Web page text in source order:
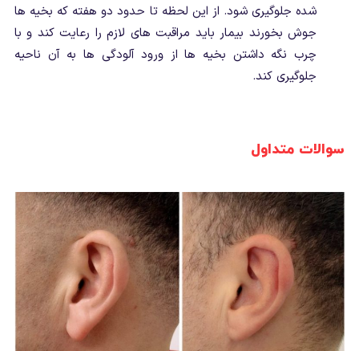
شده جلوگیری شود. از این لحظه تا حدود دو هفته که بخیه ها
جوش بخورند بیمار باید مراقبت های لازم را رعایت کند و با
چرب نگه داشتن بخیه ها از ورود آلودگی ها به آن ناحیه
جلوگیری کند.
سوالات متداول